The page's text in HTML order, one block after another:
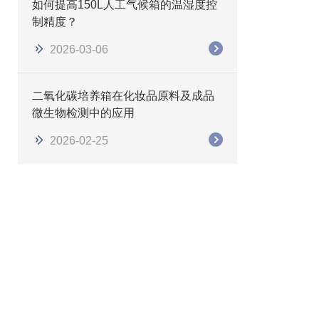
如何提高150L人工气候箱的温湿度控
制精度？
2026-03-06
二氧化碳培养箱在化妆品原料及成品
微生物检测中的应用
2026-02-25